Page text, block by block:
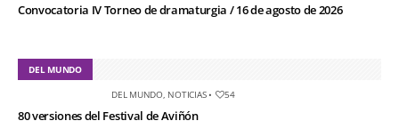
Convocatoria IV Torneo de dramaturgia / 16 de agosto de 2026
DEL MUNDO
DEL MUNDO, NOTICIAS• 54
80 versiones del Festival de Aviñón